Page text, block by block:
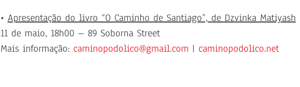
• Apresentação do livro “O Caminho de Santiago”, de Dzvinka Matiyash
11 de maio, 18h00 – 89 Soborna Street
Mais informação: caminopodolico@gmail.com | caminopodolico.net